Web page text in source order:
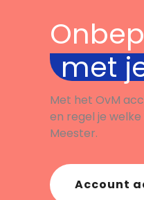
met
Met het OvM
en regel je
Meester.
Account